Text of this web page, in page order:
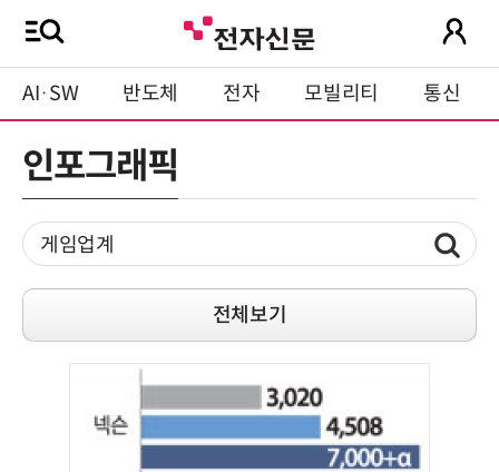
AI·SW 반도체 전자 모빌리티 통신
인포그래픽
전체보기